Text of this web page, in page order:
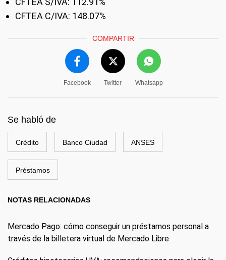
CFTEA C/IVA: 148.07%
COMPARTIR
Facebook Twitter Whatsapp
Se habló de
Crédito Banco Ciudad ANSES
Préstamos
NOTAS RELACIONADAS
Mercado Pago: cómo conseguir un préstamos personal a
través de la billetera virtual de Mercado Libre